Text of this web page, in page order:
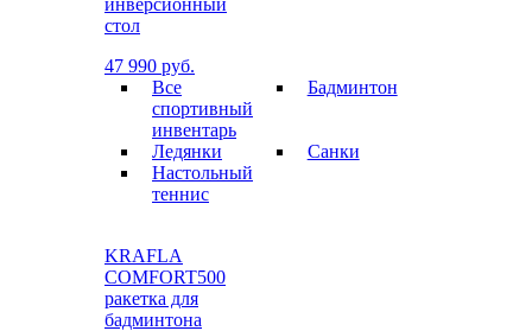
инверсионный
стол
47 990 руб.
Все
спортивный
инвентарь
Бадминтон
Ледянки
Санки
Настольный
теннис
KRAFLA
COMFORT500
ракетка для
бадминтона